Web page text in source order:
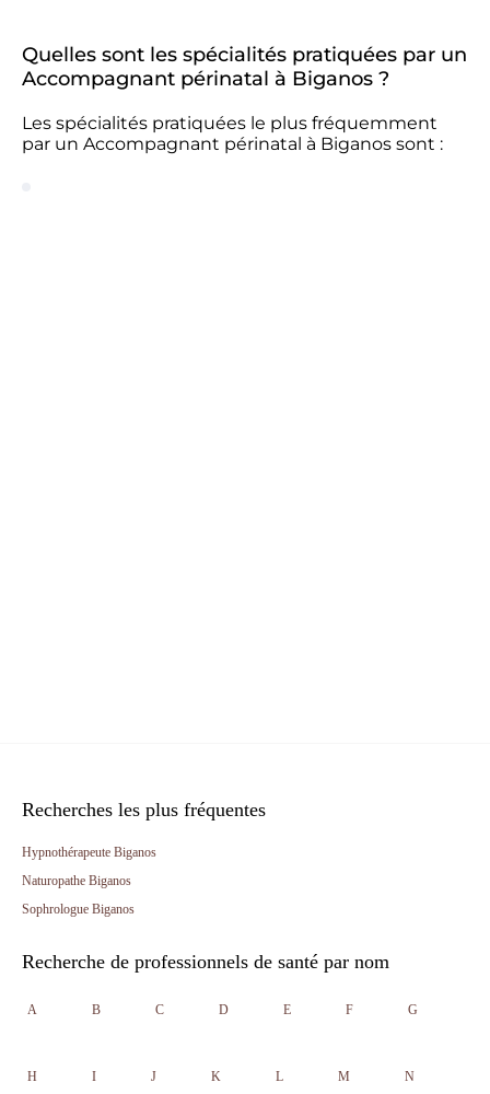
Quelles sont les spécialités pratiquées par un
Accompagnant périnatal à Biganos ?
Les spécialités pratiquées le plus fréquemment
par un Accompagnant périnatal à Biganos sont :
Recherches les plus fréquentes
Hypnothérapeute Biganos
Naturopathe Biganos
Sophrologue Biganos
Recherche de professionnels de santé par nom
A B C D E F G
H I J K L M N